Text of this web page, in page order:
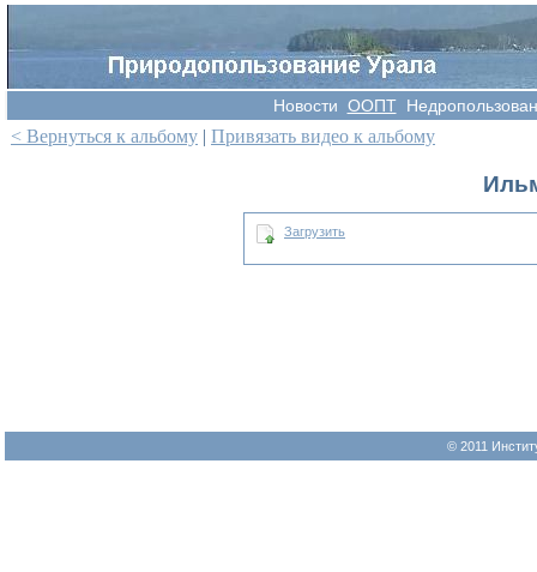
Новости OOПT
< Вернуться к альбому | Привязать видео к альбому
Загрузить
© 2011